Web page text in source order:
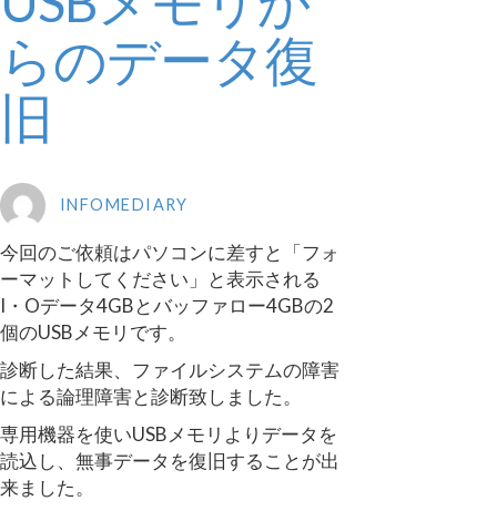
らのデータ復
旧
INFOMEDIARY
今回のご依頼はパソコンに差すと「フォ
ーマットしてください」と表示される
I・Oデータ4GBとバッファロー4GBの2
個のUSBメモリです。
診断した結果、ファイルシステムの障害
による論理障害と診断致しました。
専用機器を使いUSBメモリよりデータを
読込し、無事データを復旧することが出
来ました。